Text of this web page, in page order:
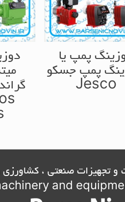
پمپ یا
پمپ جسکو
Jesco
و تجهیزات صنعتی ، کشاورزی
and